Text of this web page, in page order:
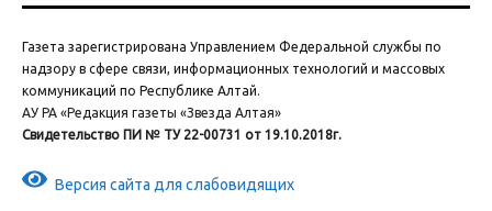
Газета зарегистрирована Управлением Федеральной службы по
надзору в сфере связи, информационных технологий и массовых
коммуникаций по Республике Алтай.
АУ РА «Редакция газеты «Звезда Алтая»
Свидетельство ПИ № ТУ 22-00731 от 19.10.2018г.
Версия сайта для слабовидящих